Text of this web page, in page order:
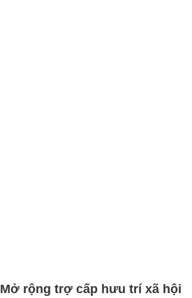
Mở rộng trợ cấp hưu trí xã hội